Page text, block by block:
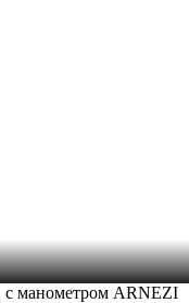
с манометром ARNEZI